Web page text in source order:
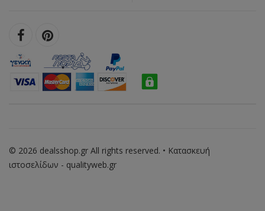
© 2026 dealsshop.gr All rights reserved. • Κατασκευή
ιστοσελίδων - qualityweb.gr